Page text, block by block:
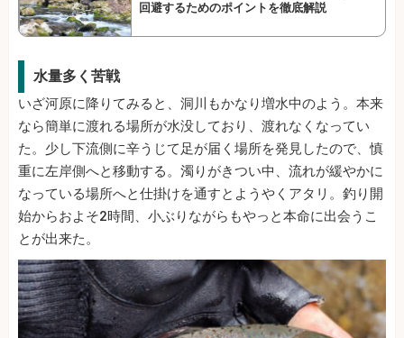
回避するためのポイントを徹底解説
水量多く苦戦
いざ河原に降りてみると、洞川もかなり増水中のよう。本来
なら簡単に渡れる場所が水没しており、渡れなくなってい
た。少し下流側に辛うじて足が届く場所を発見したので、慎
重に左岸側へと移動する。濁りがきつい中、流れが緩やかに
なっている場所へと仕掛けを通すとようやくアタリ。釣り開
始からおよそ2時間、小ぶりながらもやっと本命に出会うこ
とが出来た。